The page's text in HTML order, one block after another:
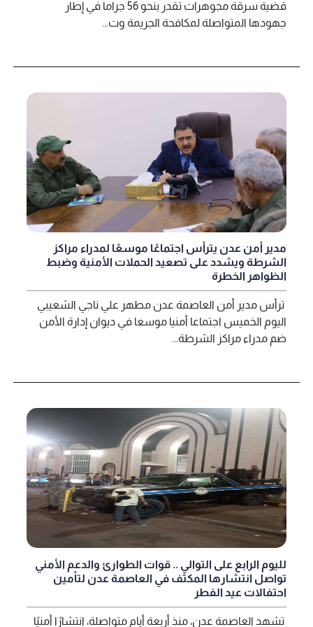
قضية سرقة مجوهرات تقدر بنحو 56 جراما في إطار
جهودها المتواصلة لمكافحة الجريمة وت...
مدير أمن عدن يترأس اجتماعًا موسعًا لمدراء مراكز
الشرطة ويشدد على تصعيد الحملات الأمنية وضبط
الظواهر الخطرة
ترأس مدير أمن العاصمة عدن مطهر علي ناجي الشعيبي
اليوم الخميس اجتماعا أمنيا موسعا في ديوان إدارة الأمن
ضم مدراء مراكز الشرطة...
لليوم الرابع على التوالي .. قوات الطوارئ والدعم الأمني
تواصل انتشارها المكثف في العاصمة عدن لتأمين
احتفالات عيد الفطر
تشهد العاصمة عدن، منذ أربعة أيام متواصلة، انتشارًا أمنيًا